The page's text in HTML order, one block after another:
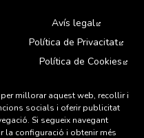
Avís legal
Política de Privacitat
Política de Cookies
millorar aquest web, recollir i
socials i oferir publicitat
Si segueix navegant
la configuració i obtenir més